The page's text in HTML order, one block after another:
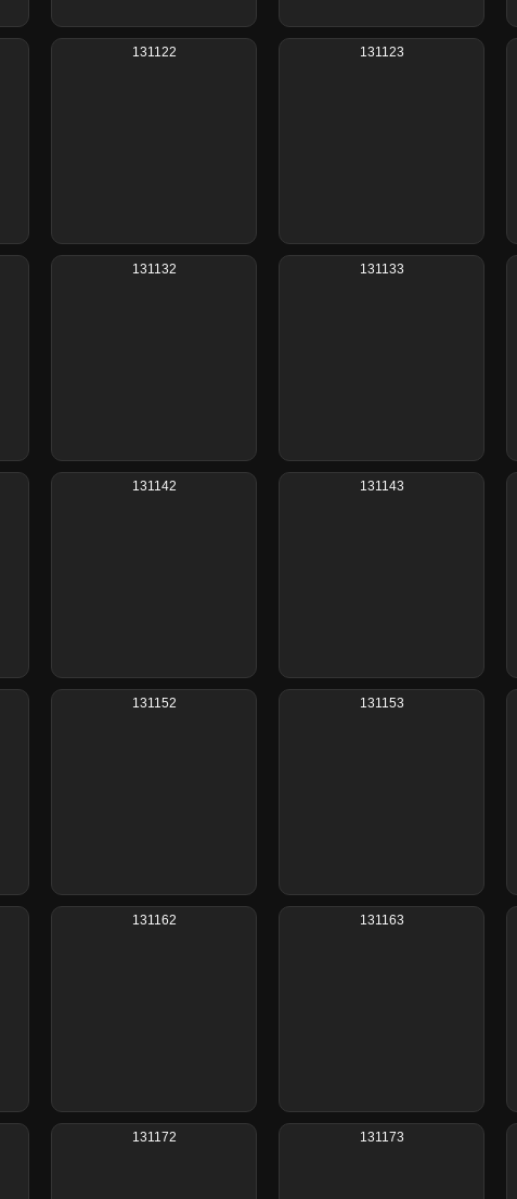
131122 131123
131132 131133
131142 131143
131152 131153
131162 131163
131172 131173